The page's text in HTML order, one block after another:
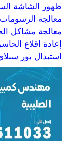
ظهور الشاشة
معالجة
معالجة مشاكل
إعادة اقلاع
استبدال بور